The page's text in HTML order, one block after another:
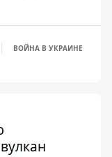
ВОЙНА В УКРАИНЕ